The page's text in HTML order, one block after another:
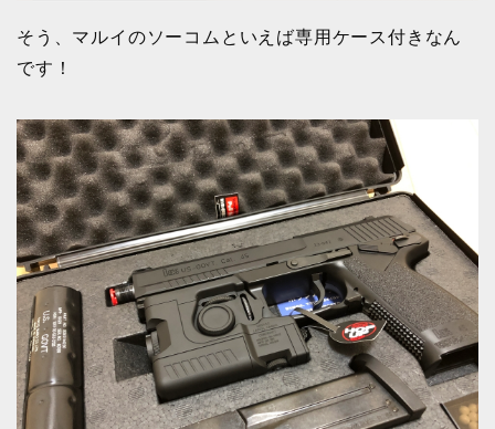
そう、マルイのソーコムといえば専用ケース付きなん
です！